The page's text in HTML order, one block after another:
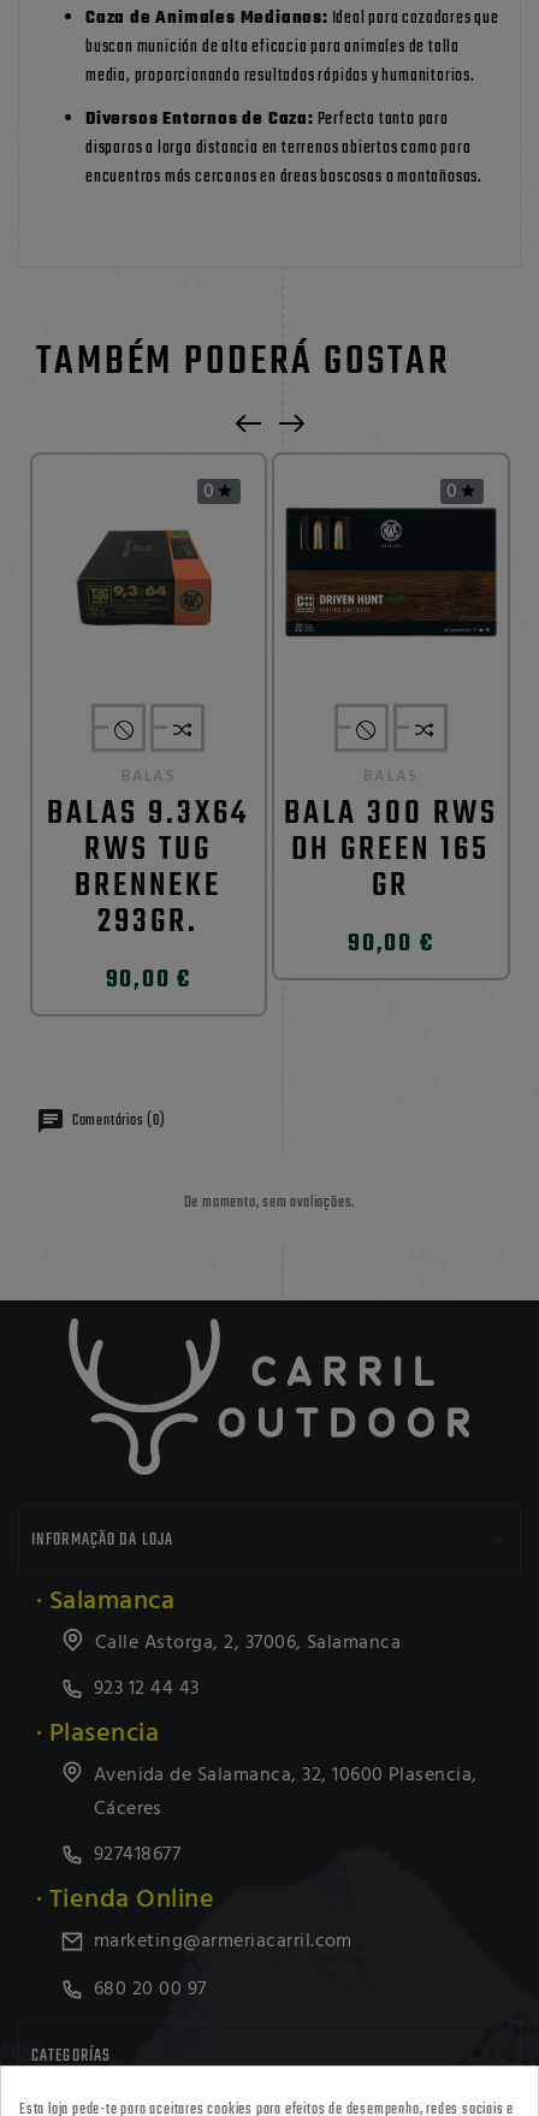
Caza de Animales Medianos: Ideal para cazadores que
buscan munición de alta eficacia para animales de talla
media, proporcionando resultados rápidos y humanitarios.
Diversos Entornos de Caza: Perfecta tanto para
disparos a larga distancia en terrenos abiertos como para
encuentros más cercanos en áreas boscosas o montañosas.
TAMBÉM PODERÁ GOSTAR
0 
BALAS
BALAS 9.3X64
RWS TUG
BRENNEKE
293GR.
90,00 €
0 
BALAS
BALA 300 RWS
DH GREEN 165
GR
90,00 €
Comentários (0)
De momento, sem avaliações.
INFORMAÇÃO DA LOJA
· Salamanca
Calle Astorga, 2, 37006, Salamanca
923 12 44 43
· Plasencia
Avenida de Salamanca, 32, 10600 Plasencia,
Cáceres
927418677
· Tienda Online
marketing@armeriacarril.com
680 20 00 97
CATEGORÍAS
Esta loja pede-te para aceitares cookies para efeitos de desempenho, redes sociais e